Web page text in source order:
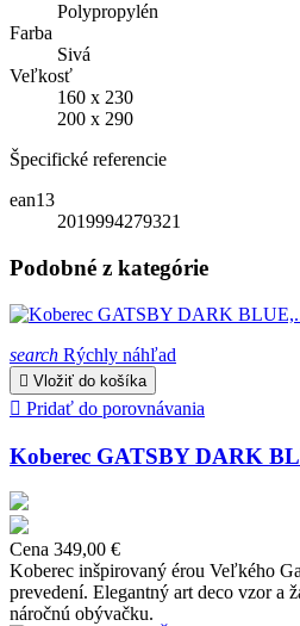
Polypropylén
Farba
Sivá
Veľkosť
160 x 230
200 x 290
Špecifické referencie
ean13
2019994279321
Podobné z kategórie
search Rýchly náhľad
 Vložiť do košíka
 Pridať do porovnávania
Koberec GATSBY DARK
Cena 349,00 €
Koberec inšpirovaný érou Veľkého
prevedení. Elegantný art deco vzor a
náročnú obývačku.